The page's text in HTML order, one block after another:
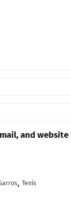
and
, Tenis